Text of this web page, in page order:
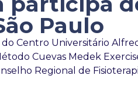
Paulo
do Centro Universitário
Cuevas Medek
Regional de